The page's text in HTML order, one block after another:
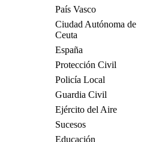
País Vasco
Ciudad Autónoma de
Ceuta
España
Protección Civil
Policía Local
Guardia Civil
Ejército del Aire
Sucesos
Educación